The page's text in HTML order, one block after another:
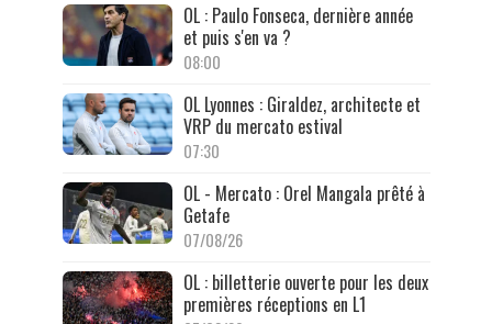
OL : Paulo Fonseca, dernière année
et puis s'en va ?
08:00
OL Lyonnes : Giraldez, architecte et
VRP du mercato estival
07:30
OL - Mercato : Orel Mangala prêté à
Getafe
07/08/26
OL : billetterie ouverte pour les deux
premières réceptions en L1